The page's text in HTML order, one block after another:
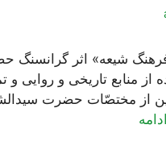
فرهنگ شیعه» اثر
از منابع تاريخى و روايى
از مختصّات حضرت
ادامه